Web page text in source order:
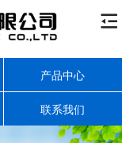

产品中心
联系我们